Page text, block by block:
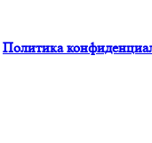
Политика